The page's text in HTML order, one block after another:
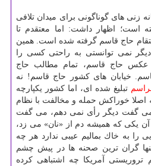
زنی های گوناگونی برای میدان تلافی
است؛ اظهار داشت: اما معتقدم تا
حاج قاسم گرفته شده است. همین
دیگر نمی توانستی به راحتی كسی را
عكس حاج قاسم، تمام مطالب حاج
خیابان های كشور حاج قاسم! نه
تبلیغ شده ای، اما كشور یكپارچه
خوراكش حمله و مخالفت با نظام
می گفت دیگر رأی نمی دهم، می گفت
یكی كه همیشه دم از «نان» می زد،
را به خاك بمالیم عیبی ندارد هر چه
گران ترین صحنه ها در پیش چشم
تروریستی آمریكا چه اشتباهی كرده